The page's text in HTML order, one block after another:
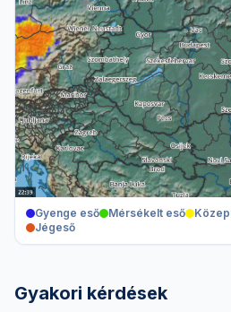
Gyenge eső Mérsékelt eső
Jégeső
Gyakori kérdések